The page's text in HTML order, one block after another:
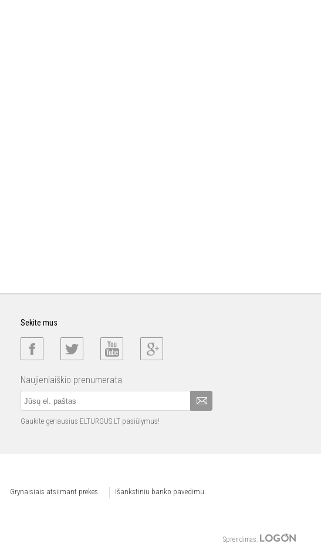
Sekite mus
Naujienlaiškio prenumerata
Gaukite geriausius ELTURGUS.LT pasiūlymus!
Grynaisiais atsiimant prekes Išankstiniu banko pavedimu
Sprendimas: